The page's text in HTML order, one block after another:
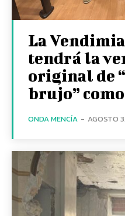
La
tendrá la
original de
brujo”
ONDA MENCÍA - AGOSTO